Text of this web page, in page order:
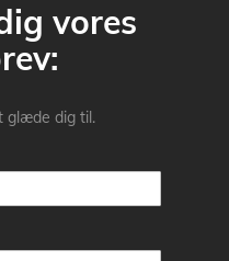
vores
glæde dig til.